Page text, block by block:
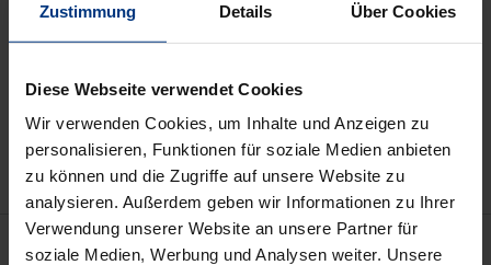
Zustimmung Details Über Cookies
Diese Webseite verwendet Cookies
Wir verwenden Cookies, um Inhalte und Anzeigen zu
personalisieren, Funktionen für soziale Medien anbieten
zu können und die Zugriffe auf unsere Website zu
analysieren. Außerdem geben wir Informationen zu Ihrer
Verwendung unserer Website an unsere Partner für
soziale Medien, Werbung und Analysen weiter. Unsere
Hinweise zu Versandkosten
Bibliografische Angaben